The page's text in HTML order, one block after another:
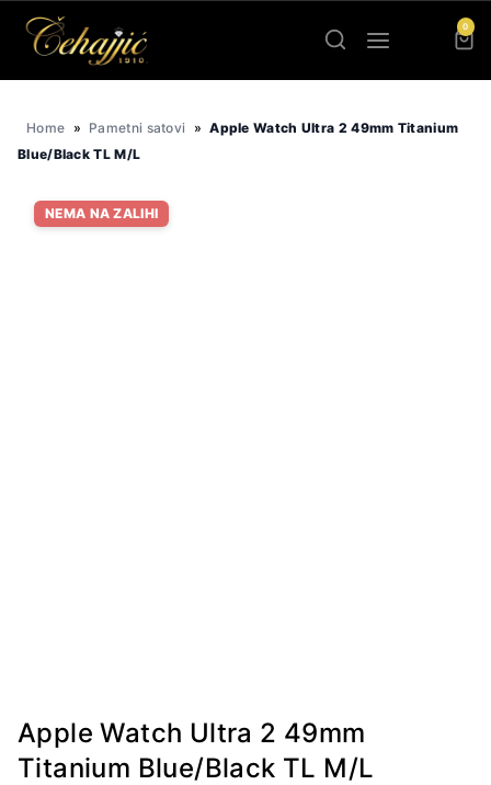
0
Home » Pametni satovi » Apple Watch Ultra 2 49mm Titanium
Blue/Black TL M/L
NEMA NA ZALIHI
Apple Watch Ultra 2 49mm
Titanium Blue/Black TL M/L